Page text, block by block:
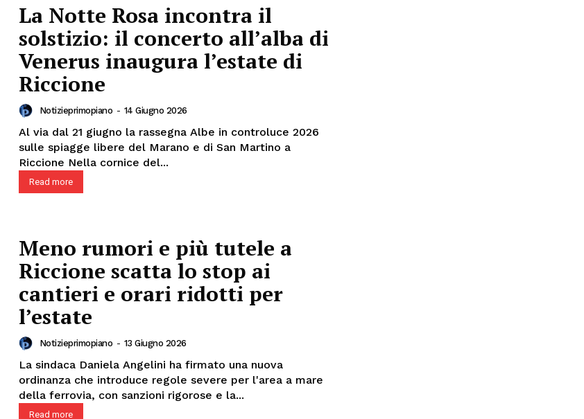
La Notte Rosa incontra il
solstizio: il concerto all’alba di
Venerus inaugura l’estate di
Riccione
Notizieprimopiano - 14 Giugno 2026
Al via dal 21 giugno la rassegna Albe in controluce 2026
sulle spiagge libere del Marano e di San Martino a
Riccione Nella cornice del...
Read more
Meno rumori e più tutele a
Riccione scatta lo stop ai
cantieri e orari ridotti per
l’estate
Notizieprimopiano - 13 Giugno 2026
La sindaca Daniela Angelini ha firmato una nuova
ordinanza che introduce regole severe per l'area a mare
della ferrovia, con sanzioni rigorose e la...
Read more